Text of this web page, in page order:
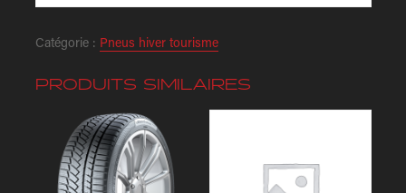
Catégorie : Pneus hiver tourisme
PRODUITS SIMILAIRES